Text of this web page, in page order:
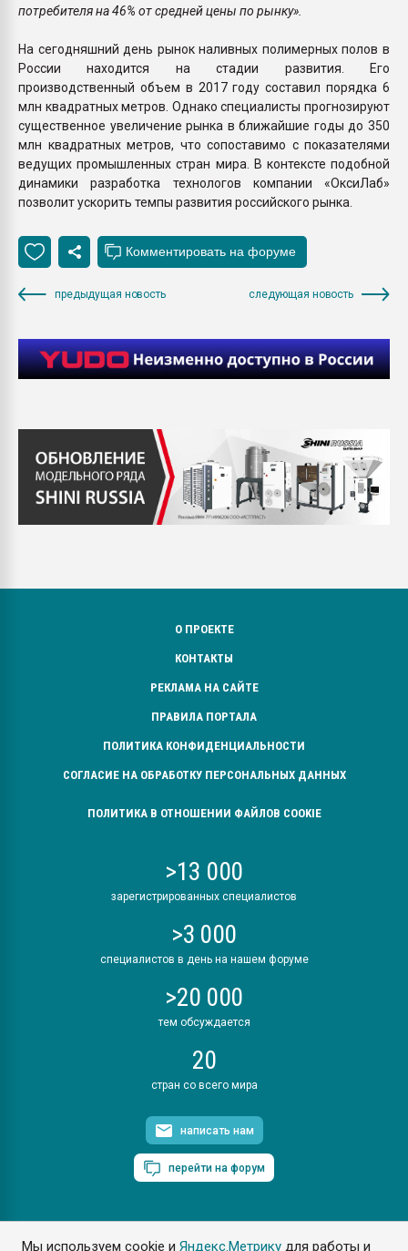
Мы используем cookie иЯндекс.Метрику для работы и
потребителя на 46% от средней цены по рынку».
На сегодняшний день рынок наливных полимерных полов в
России находится на стадии развития. Его
производственный объем в 2017 году составил порядка 6
млн квадратных метров. Однако специалисты прогнозируют
существенное увеличение рынка в ближайшие годы до 350
млн квадратных метров, что сопоставимо с показателями
ведущих промышленных стран мира. В контексте подобной
динамики разработка технологов компании «ОксиЛаб»
позволит ускорить темпы развития российского рынка.
предыдущая новость следующая новость
О ПРОЕКТЕ
КОНТАКТЫ
РЕКЛАМА НА САЙТЕ
ПРАВИЛА ПОРТАЛА
ПОЛИТИКА КОНФИДЕНЦИАЛЬНОСТИ
СОГЛАСИЕ НА ОБРАБОТКУ ПЕРСОНАЛЬНЫХ ДАННЫХ
ПОЛИТИКА В ОТНОШЕНИИ ФАЙЛОВ COOKIE
>13 000
зарегистрированных специалистов
>3 000
специалистов в день на нашем форуме
>20 000
тем обсуждается
20
стран со всего мира
написать нам
перейти на форум
ПластЭксперт © 2006. Все права защищены